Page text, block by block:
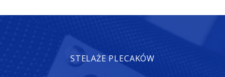
STELAŻE PLECAKÓW